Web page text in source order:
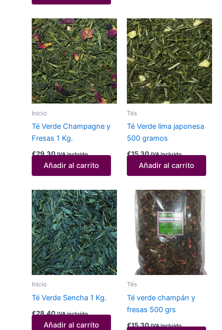
Inicio
Té Verde Champagne y
Fresas 1 Kg.
€29,30 IVA incluído
Añadir al carrito
Tés
Té Verde lima japonesa
500 gramos
€15,30 IVA incluído
Añadir al carrito
Inicio
Té Verde Sencha 1 Kg.
€28,40 IVA incluído
Añadir al carrito
Tés
Té verde champ án y
fresas 500 grs
€15,30 IVA incluído